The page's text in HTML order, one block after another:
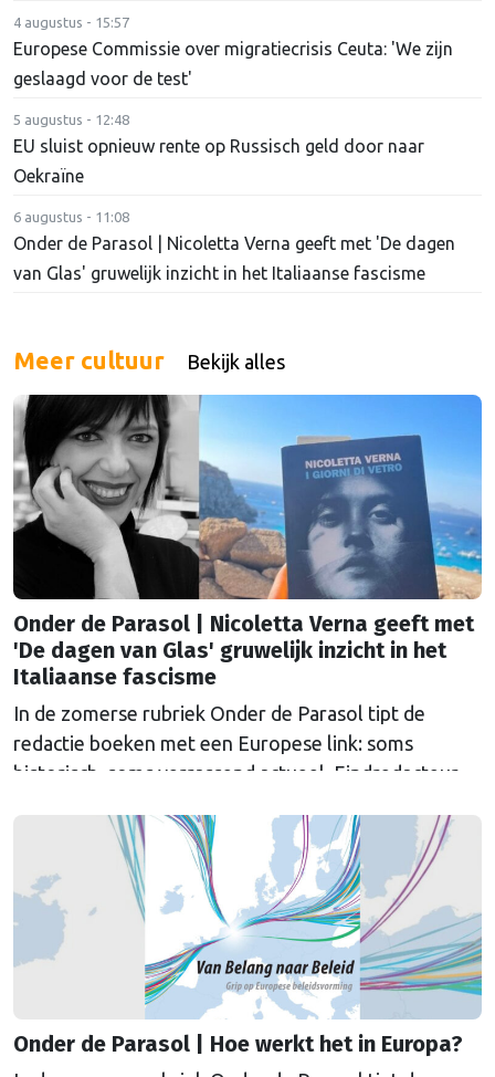
4 augustus - 15:57
Europese Commissie over migratiecrisis Ceuta: 'We zijn
geslaagd voor de test'
5 augustus - 12:48
EU sluist opnieuw rente op Russisch geld door naar
Oekraïne
6 augustus - 11:08
Onder de Parasol | Nicoletta Verna geeft met 'De dagen
van Glas' gruwelijk inzicht in het Italiaanse fascisme
Meer cultuur Bekijk alles
Onder de Parasol | Nicoletta Verna geeft met
'De dagen van Glas' gruwelijk inzicht in het
Italiaanse fascisme
In de zomerse rubriek Onder de Parasol tipt de
redactie boeken met een Europese link: soms
historisch, soms verrassend actueel. Eindredacteur
Verna, een gruwelijk verhaal over het fascisme in
Italië, verteld vanuit twee vrouwenlevens die elkaar
kruisen.
Onder de Parasol | Hoe werkt het in Europa?